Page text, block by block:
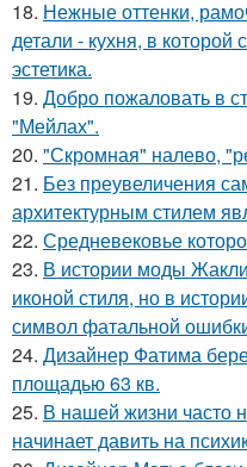
18. Нежные оттенки,
детали - кухня, в
эстетика.
19. Добро пожаловать в
"Мейлах".
20. "Скромная" налево,
21. Без преувеличения
архитектурным стилем
22. Средневековье
23. В истории моды
иконой стиля, но в
символ фатальной
24. Дизайнер Фатима
площадью 63 кв.
25. В нашей жизни часто
начинает давить на